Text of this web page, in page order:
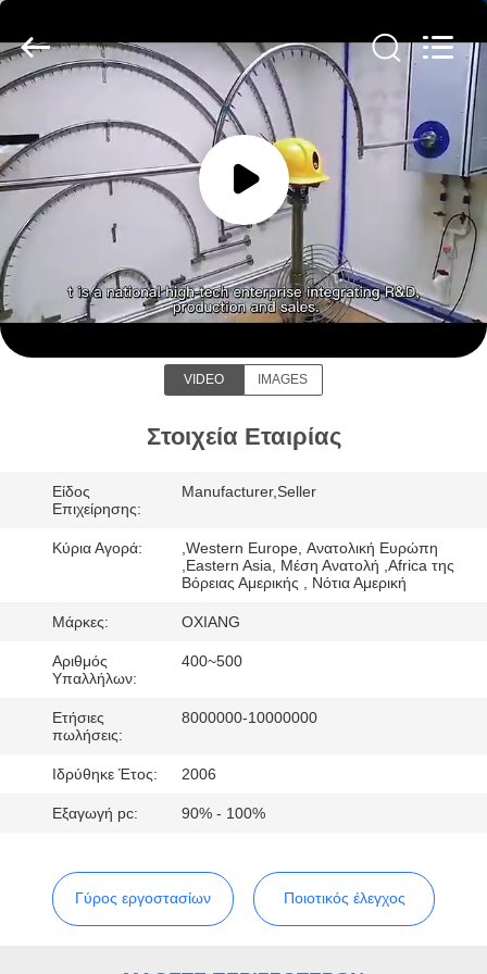
ΣΠΊΤΙ
ΠΡΟΪΌΝΤΑ
ΒΊΝΤΕΟ
ΕΚΠΟΜΠΉ
VR
ΕΜΆΣ
ΕΠΙΣΚΈΨΕΙΣ
ΕΡΓΟΣΤΆΣΙΟ
ΈΛΕΓΧΟΣ
ΠΟΙΌΤΗΤΑΣ
ΕΠΙΚΟΙΝΩΝΉΣΤΕ
ΜΑΣ
Co.,
Ltd..
All
Rights
Reserved.
Shenzhen Ouxiang Electronic Co., Ltd.
VIDEO IMAGES
Στοιχεία Εταιρίας
Είδος
Επιχείρησης:
Manufacturer,Seller
Κύρια Αγορά:
,Western Europe, Ανατολική Ευρώπη
,Eastern Asia, Μέση Ανατολή ,Africa της
Βόρειας Αμερικής , Νότια Αμερική
Μάρκες: OXIANG
Αριθμός
Υπαλλήλων:
400~500
Ετήσιες
πωλήσεις:
8000000-10000000
Ιδρύθηκε Έτος: 2006
Εξαγωγή pc: 90% - 100%
Γύρος εργοστασίων Ποιοτικός έλεγχος